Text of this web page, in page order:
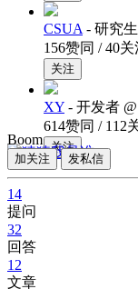
CSUA - 研究生
156赞同 / 40
关注
XY - 开发者
614赞同 / 112
关注
Boom
加关注 发私信
14
提问
32
回答
12
文章